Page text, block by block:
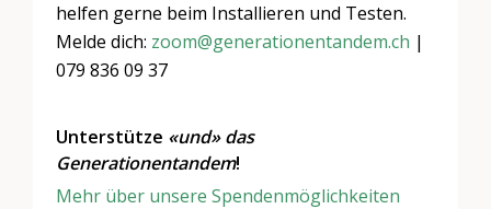
helfen gerne beim Installieren und Testen.
Melde dich: zoom@generationentandem.ch |
079 836 09 37
Unterstütze «und» das
Generationentandem!
Mehr über unsere Spendenmöglichkeiten